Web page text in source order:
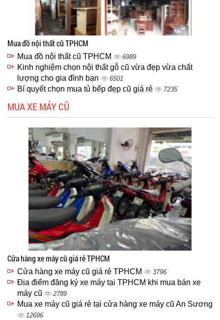
Mua đồ nội thất cũ TPHCM
Mua đồ nội thất cũ TPHCM 6989
Kinh nghiệm chọn nội thất gỗ cũ vừa đẹp vừa chất
lượng cho gia đình bạn
6501
Bí quyết chọn mua tủ bếp đẹp cũ giá rẻ 7235
MUA XE MÁY CŨ
Cửa hàng xe máy cũ giá rẻ TPHCM
Cửa hàng xe máy cũ giá rẻ TPHCM 3796
Địa điểm đăng ký xe máy tại TPHCM khi mua bán xe
máy cũ
2789
Mua xe máy cũ giá rẻ tại cửa hàng xe máy cũ An Sương
12696